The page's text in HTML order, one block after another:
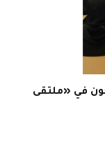
في «ملتقى